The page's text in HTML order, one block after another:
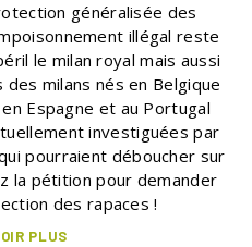
généralisée des
illégal reste
le milan royal mais aussi
des milans nés en Belgique
Espagne et au Portugal
investiguées par
pourraient déboucher sur
la pétition pour demander
des rapaces !
PLUS